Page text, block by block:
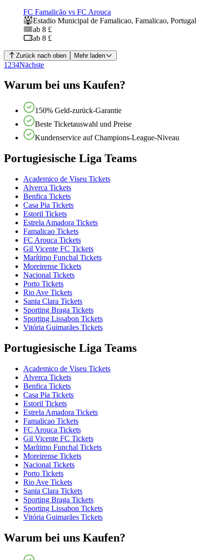
FC Famalicão vs FC Arouca
Estadio Municipal de Famalicao, Famalicao, Portugal
ab 8 £
ab 8 £
Zurück nach oben Mehr laden
1 234Nächste
Warum bei uns Kaufen?
150% Geld-zurück-Garantie
Beste Ticketauswahl und Preise
Kundenservice auf Champions-League-Niveau
Portugiesische Liga Teams
Academico de Viseu Tickets
Alverca Tickets
Benfica Tickets
Casa Pia Tickets
Estoril Tickets
Estrela Amadora Tickets
Famalicao Tickets
FC Arouca Tickets
Gil Vicente FC Tickets
Marítimo Funchal Tickets
Moreirense Tickets
Nacional Tickets
Porto Tickets
Rio Ave Tickets
Santa Clara Tickets
Sporting Braga Tickets
Sporting Lissabon Tickets
Vitória Guimarães Tickets
Portugiesische Liga Teams
Academico de Viseu Tickets
Alverca Tickets
Benfica Tickets
Casa Pia Tickets
Estoril Tickets
Estrela Amadora Tickets
Famalicao Tickets
FC Arouca Tickets
Gil Vicente FC Tickets
Marítimo Funchal Tickets
Moreirense Tickets
Nacional Tickets
Porto Tickets
Rio Ave Tickets
Santa Clara Tickets
Sporting Braga Tickets
Sporting Lissabon Tickets
Vitória Guimarães Tickets
Warum bei uns Kaufen?